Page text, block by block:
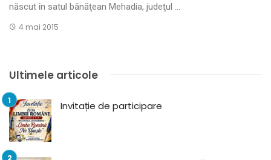
născut în satul bănăţean Mehadia, judeţul ...
4 mai 2015
Ultimele articole
Invitație de participare